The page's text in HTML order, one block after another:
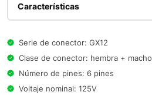
Características
Serie de conector: GX12
Clase de conector: hembra + macho
Número de pines: 6 pines
Voltaje nominal: 125V